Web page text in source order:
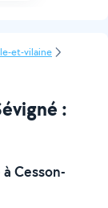
et-vilaine
:
Cesson-